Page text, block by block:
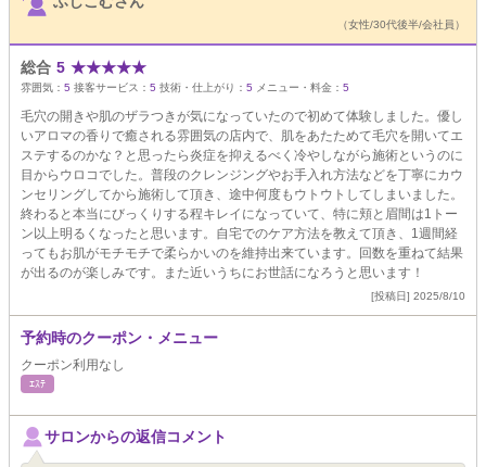
（女性/30代後半/会社員）
総合 5 ★★★★★
雰囲気： 5 接客サービス： 5 技術・仕上がり： 5 メニュー・料金： 5
毛穴の開きや肌のザラつきが気になっていたので初めて体験しました。優し
いアロマの香りで癒される雰囲気の店内で、肌をあたためて毛穴を開いてエ
ステするのかな？と思ったら炎症を抑えるべく冷やしながら施術というのに
目からウロコでした。普段のクレンジングやお手入れ方法などを丁寧にカウ
ンセリングしてから施術して頂き、途中何度もウトウトしてしまいました。
終わると本当にびっくりする程キレイになっていて、特に頬と眉間は1トー
ン以上明るくなったと思います。自宅でのケア方法を教えて頂き、1週間経
ってもお肌がモチモチで柔らかいのを維持出来ています。回数を重ねて結果
が出るのが楽しみです。また近いうちにお世話になろうと思います！
[投稿日] 2025/8/10
予約時のクーポン・メニュー
クーポン利用なし
ｴｽﾃ
サロンからの返信コメント